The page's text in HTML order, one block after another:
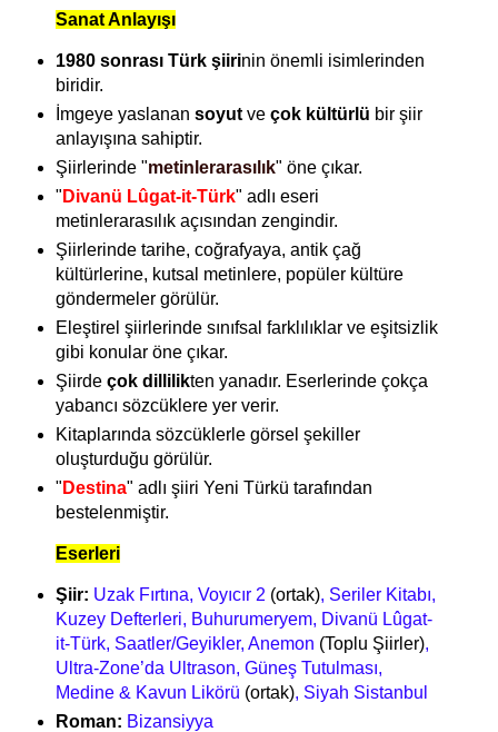
Sanat Anlayışı
1980 sonrası Türk şiirinin önemli isimlerinden
biridir.
İmgeye yaslanan soyutve çok kültürlü bir şiir
anlayışına sahiptir.
Şiirlerinde "metinlerarasılık" öne çıkar.
" Divanü Lûgat-it-Türk" adlı eseri
metinlerarasılık açısından zengindir.
Şiirlerinde tarihe, coğrafyaya, antik çağ
kültürlerine, kutsal metinlere, popüler kültüre
göndermeler görülür.
Eleştirel şiirlerinde sınıfsal farklılıklar ve eşitsizlik
gibi konular öne çıkar.
Şiirde çok dillilikten yanadır. Eserlerinde çokça
yabancı sözcüklere yer verir.
Kitaplarında sözcüklerle görsel şekiller
oluşturduğu görülür.
" Destina" adlı şiiri Yeni Türkü tarafından
bestelenmiştir.
Eserleri
Şiir: Uzak Fırtına, Voyıcır 2 (ortak), Seriler Kitabı,
Kuzey Defterleri, Buhurumeryem, Divanü Lûgat-
it-Türk, Saatler/Geyikler, Anemon (Toplu Şiirler),
Ultra-Zone’da Ultrason, Güneş Tutulması,
Medine & Kavun Likörü (ortak), Siyah Sistanbul
Roman: Bizansiyya